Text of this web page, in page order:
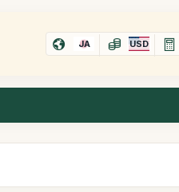
JA USD